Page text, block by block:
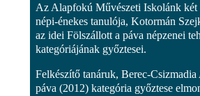
Az Alapfokú Művészeti Iskolánk két
népi-énekes tanulója, Kotormán
az idei Fölszállott a páva népzenei
kategóriájának győztesei.
Felkészítő tanáruk, Berec-
páva (2012) kategória győztese